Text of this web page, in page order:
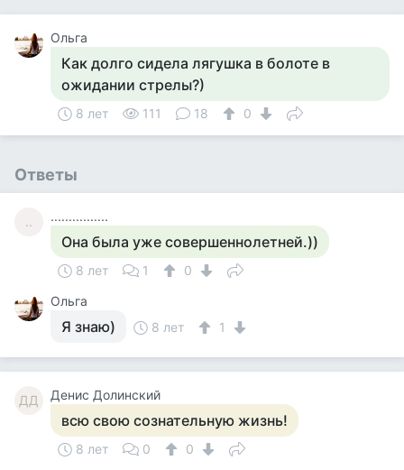
Ольга
Как долго сидела лягушка в болоте в
ожидании стрелы?)
8 лет 111 18 0
Ответы
.. ................
Она была уже совершеннолетней.))
8 лет 1
0
Ольга
Я знаю) 8 лет 1
ДД Денис Долинский
всю свою сознательную жизнь!
8 лет 0 0